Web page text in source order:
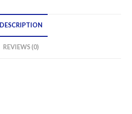
DESCRIPTION
REVIEWS (0)